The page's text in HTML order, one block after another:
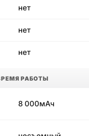
нет
нет
нет
РАБОТЫ
8 000мАч